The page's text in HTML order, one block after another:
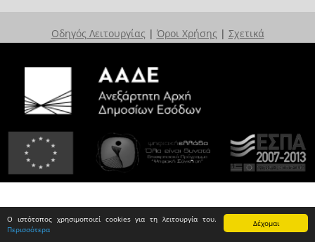
Δέχομαι
Ο ιστότοπος χρησιμοποιεί cookies για τη λειτουργία του.
Περισσότερα
Οδηγός Λειτουργίας | Όροι Χρήσης | Σχετικά